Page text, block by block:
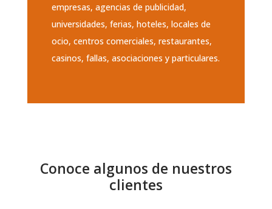
empresas, agencias de publicidad,
universidades, ferias, hoteles, locales de
ocio, centros comerciales, restaurantes,
casinos, fallas, asociaciones y particulares.
Conoce algunos de nuestros
clientes